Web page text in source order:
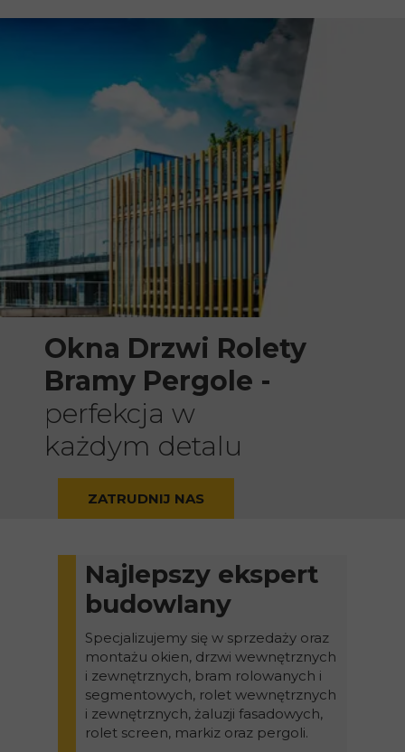
Okna Drzwi Rolety
Bramy Pergole -
perfekcja w
każdym detalu
ZATRUDNIJ NAS
Specjalizujemy się w sprzedaży oraz
montażu okien, drzwi wewnętrznych
i zewnętrznych, bram rolowanych i
segmentowych, rolet wewnętrznych
i zewnętrznych, żaluzji fasadowych,
rolet screen, markiz oraz pergoli.
Najlepszy ekspert
budowlany